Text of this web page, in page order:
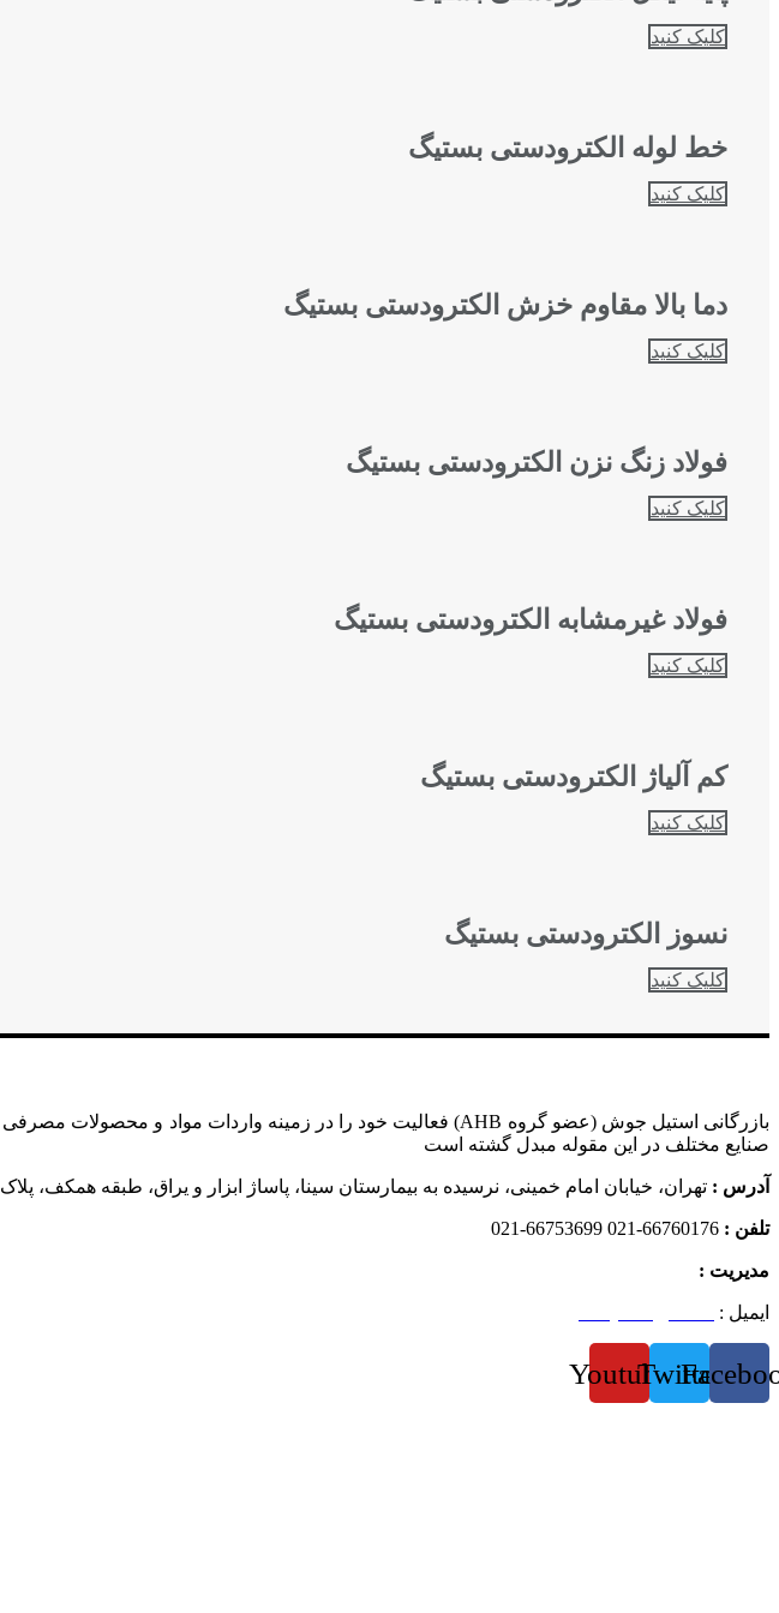
کلیک کنید
خط لوله الکترودستی بستیگ
کلیک کنید
دما بالا مقاوم خزش الکترودستی بستیگ
کلیک کنید
فولاد زنگ نزن الکترودستی بستیگ
کلیک کنید
فولاد غیرمشابه الکترودستی بستیگ
کلیک کنید
کم آلیاژ الکترودستی بستیگ
کلیک کنید
نسوز الکترودستی بستیگ
کلیک کنید
صنایع مختلف در این مقوله مبدل گشته است
آدرس : تهران، خیابان امام خمینی، نرسیده به بیمارستان سینا، پاساژ ابزار و یراق، طبقه همکف، پلاک 116
تلفن :
مدیریت :
ایمیل :
Twitter
Youtube